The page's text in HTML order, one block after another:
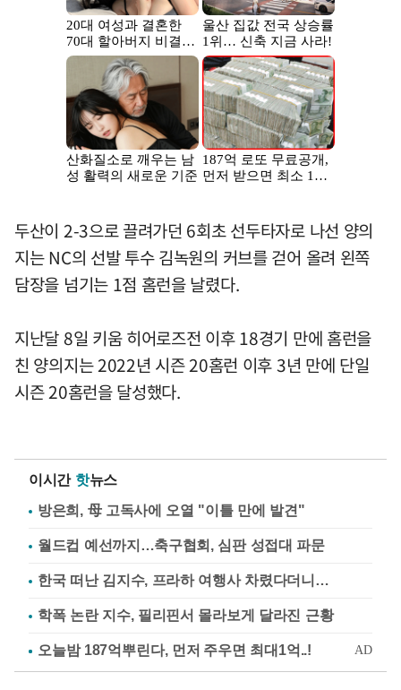
두산이 2-3으로 끌려가던 6회초 선두타자로 나선 양의
지는 NC의 선발 투수 김녹원의 커브를 걷어 올려 왼쪽
담장을 넘기는 1점 홈런을 날렸다.
지난달 8일 키움 히어로즈전 이후 18경기 만에 홈런을
친 양의지는 2022년 시즌 20홈런 이후 3년 만에 단일
시즌 20홈런을 달성했다.
이시간 핫뉴스
방은희, 母 고독사에 오열 "이틀 만에 발견"
월드컵 예선까지…축구협회, 심판 성접대 파문
한국 떠난 김지수, 프라하 여행사 차렸다더니…
학폭 논란 지수, 필리핀서 몰라보게 달라진 근황